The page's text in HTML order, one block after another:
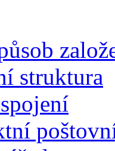
struktura